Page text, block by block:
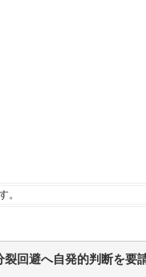
大と東北大が3万1000人
じている誤情報の多さの
低収入、SNSから情報を
)
女モデル、CMの妖精姿
まとめアンテナ
ケ斉藤「同意があったん
い」 ←何でこの主張が
テナ
邸幹部「協力的でなか
。
回避へ自発的判断を要